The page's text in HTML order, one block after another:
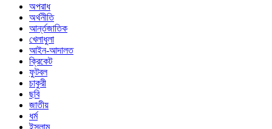
অপরাধ
অর্থনীতি
আর্ন্তজাতিক
খেলাধুলা
আইন-আদালত
ক্রিকেট
ফুটবল
চাকুরী
ছবি
জাতীয়
ধর্ম
ইসলাম